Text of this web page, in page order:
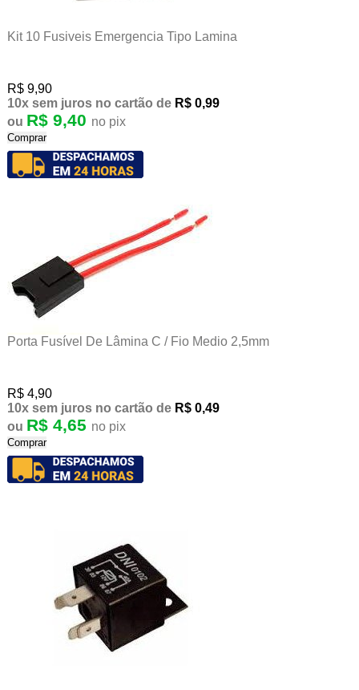
Kit 10 Fusiveis Emergencia Tipo Lamina
R$ 9,90
10x sem juros no cartão de R$ 0,99
ou R$ 9,40 no pix
Comprar
Porta Fusível De Lâmina C / Fio Medio 2,5mm
R$ 4,90
10x sem juros no cartão de R$ 0,49
ou R$ 4,65 no pix
Comprar